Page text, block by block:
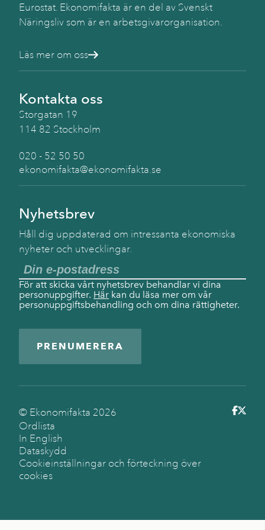
Eurostat. Ekonomifakta är en del av Svenskt
Näringsliv som är en arbetsgivarorganisation.
Läs mer om oss
Kontakta oss
Storgatan 19
114 82 Stockholm
020 - 52 50 50
ekonomifakta@ekonomifakta.se
Nyhetsbrev
Håll dig uppdaterad om intressanta ekonomiska
nyheter och utvecklingar.
För att skicka vårt nyhetsbrev behandlar vi dina
personuppgifter. Här kan du läsa mer om vår
personuppgiftsbehandling och om dina rättigheter.
PRENUMERERA
© Ekonomifakta 2026
Ordlista
In English
Dataskydd
Cookieinställningar och förteckning över
cookies